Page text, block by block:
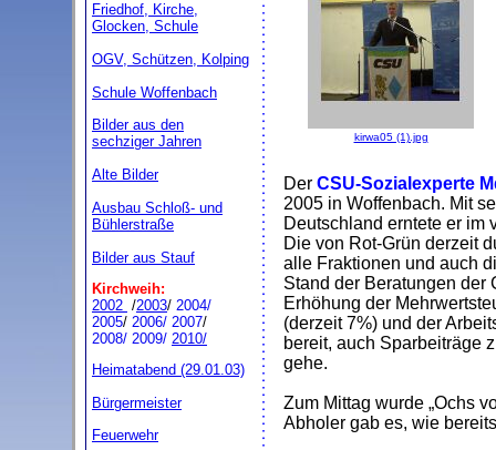
Friedhof, Kirche,
Glocken, Schule
OGV, Schützen, Kolping
Schule Woffenbach
Bilder aus den
sechziger Jahren
Alte Bilder
Ausbau Schloß- und
Bühlerstraße
Bilder aus Stauf
Kirchweih:
2002 /2003/ 2004/
2005/ 2006/ 2007/
2008/ 2009/ 2010/
Heimatabend (29.01.03)
Bürgermeister
Feuerwehr
kirwa05 (1).jpg
Der CSU-Sozialexperte
2005 in Woffenbach. Mit
Deutschland erntete er im
Die von Rot-Grün derzeit
alle Fraktionen und auch
Stand der Beratungen der
Erhöhung der
(derzeit 7%) und der
bereit, auch Sparbeiträge
gehe.
Zum Mittag wurde „Ochs
Abholer gab es, wie